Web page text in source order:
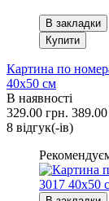
В закладки
Купити
Картина по
40x50 см
В наявності
329.00 грн.
8 вiдгук(-iв)